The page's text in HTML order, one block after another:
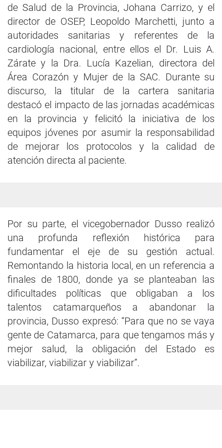
de Salud de la Provincia, Johana Carrizo, y el
director de OSEP, Leopoldo Marchetti, junto a
autoridades sanitarias y referentes de la
cardiología nacional, entre ellos el Dr. Luis A.
Zárate y la Dra. Lucía Kazelian, directora del
Área Corazón y Mujer de la SAC. Durante su
discurso, la titular de la cartera sanitaria
destacó el impacto de las jornadas académicas
en la provincia y felicitó la iniciativa de los
equipos jóvenes por asumir la responsabilidad
de mejorar los protocolos y la calidad de
atención directa al paciente.
Por su parte, el vicegobernador Dusso realizó
una profunda reflexión histórica para
fundamentar el eje de su gestión actual.
Remontando la historia local, en un referencia a
finales de 1800, donde ya se planteaban las
dificultades políticas que obligaban a los
talentos catamarqueños a abandonar la
provincia, Dusso expresó: “Para que no se vaya
gente de Catamarca, para que tengamos más y
mejor salud, la obligación del Estado es
viabilizar, viabilizar y viabilizar”.